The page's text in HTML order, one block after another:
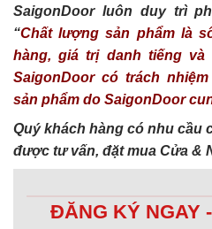
SaigonDoor luôn duy trì
“Chất lượng sản phẩm là
hàng, giá trị danh tiếng
SaigonDoor có trách
sản phẩm do SaigonDoor
Quý khách hàng có nhu cầu
được tư vấn, đặt mua Cửa &
ĐĂNG KÝ NGAY